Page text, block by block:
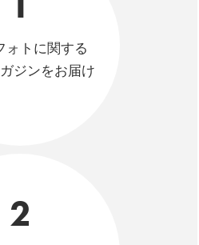
ォトに関する
ジンをお届け
2